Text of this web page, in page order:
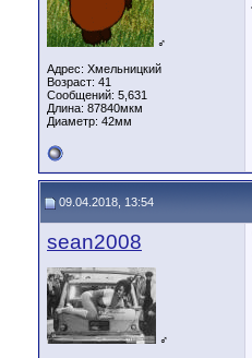
♂
Адрес: Хмельницкий
Возраст: 41
Сообщений: 5,631
Длина: 87840мкм
Диаметр: 42мм
09.04.2018, 13:54
sean2008
♂